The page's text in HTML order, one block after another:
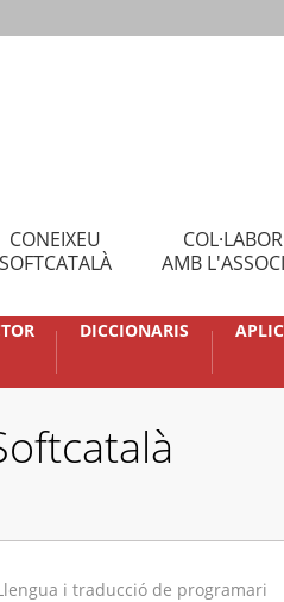
CONEIXEU
SOFTCATALÀ
AMB
DICCIONARIS
i traducció de programari